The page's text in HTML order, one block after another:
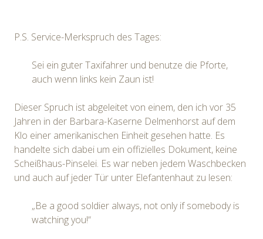
P.S. Service-Merkspruch des Tages:
Sei ein guter Taxifahrer und benutze die Pforte,
auch wenn links kein Zaun ist!
Dieser Spruch ist abgeleitet von einem, den ich vor 35
Jahren in der Barbara-Kaserne Delmenhorst auf dem
Klo einer amerikanischen Einheit gesehen hatte. Es
handelte sich dabei um ein offizielles Dokument, keine
Scheißhaus-Pinselei. Es war neben jedem Waschbecken
und auch auf jeder Tür unter Elefantenhaut zu lesen:
„Be a good soldier always, not only if somebody is
watching you!“